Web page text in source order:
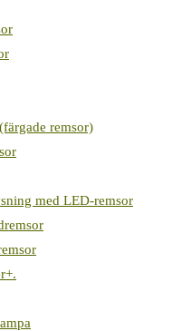
remsor)
med LED-remsor